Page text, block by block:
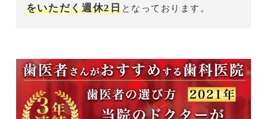
をいただく週休2日となっております。